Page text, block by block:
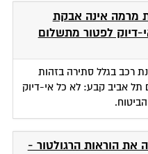
מרמה אינה אבקת
דיוק לפטור מתשלום
רכב בגלל סתירה בזהות
תל אביב קבע: לא כל אי-דיוק
את הוראות הרגולטור -